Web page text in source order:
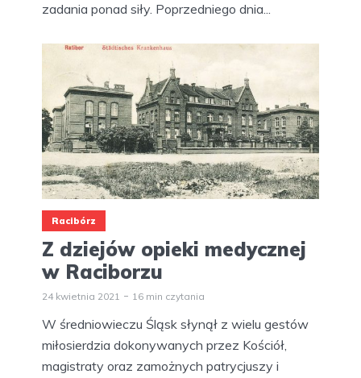
zadania ponad siły. Poprzedniego dnia...
Racibórz
Z dziejów opieki medycznej
w Raciborzu
24 kwietnia 2021 16 min czytania
W średniowieczu Śląsk słynął z wielu gestów
miłosierdzia dokonywanych przez Kościół,
magistraty oraz zamożnych patrycjuszy i